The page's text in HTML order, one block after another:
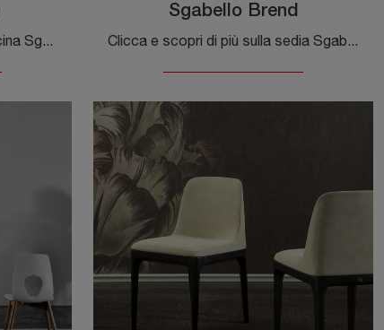
Ti presentiamo la sedia da cucina Sgabello Milano per ambientazioni design, tra le più originali Sedie sgabelli di Tonin Casa.
Sgabello Brend
Clicca e scopri di più sulla sedia Sgabello Brend di Tonin Casa in pelle: le più belle Sedie sgabelli design ti attendono.